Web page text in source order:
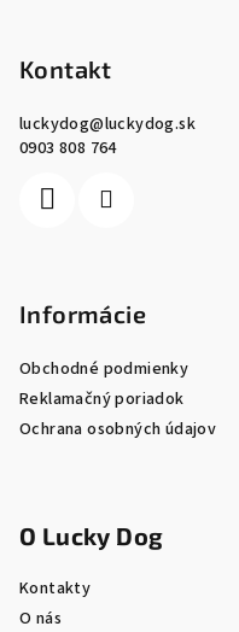
Kontakt
luckydog@luckydog.sk
0903 808 764
Informácie
Obchodné podmienky
Reklamačný poriadok
Ochrana osobných údajov
O Lucky Dog
Kontakty
O nás